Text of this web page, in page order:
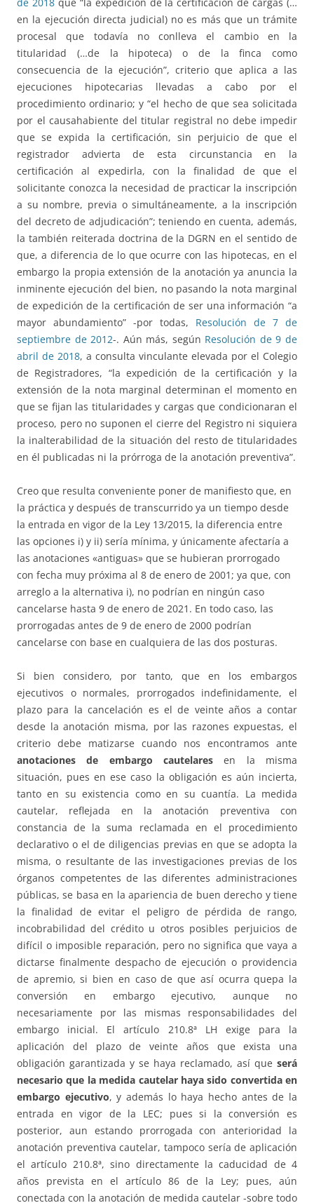
de 2018que “la expedición de la certificación de cargas (…
en la ejecución directa judicial) no es más que un trámite
procesal que todavía no conlleva el cambio en la
titularidad (…de la hipoteca) o de la finca como
consecuencia de la ejecución”, criterio que aplica a las
ejecuciones hipotecarias llevadas a cabo por el
procedimiento ordinario; y “el hecho de que sea solicitada
por el causahabiente del titular registral no debe impedir
que se expida la certificación, sin perjuicio de que el
registrador advierta de esta circunstancia en la
certificación al expedirla, con la finalidad de que el
solicitante conozca la necesidad de practicar la inscripción
a su nombre, previa o simultáneamente, a la inscripción
del decreto de adjudicación”; teniendo en cuenta, además,
la también reiterada doctrina de la DGRN en el sentido de
que, a diferencia de lo que ocurre con las hipotecas, en el
embargo la propia extensión de la anotación ya anuncia la
inminente ejecución del bien, no pasando la nota marginal
de expedición de la certificación de ser una información “a
mayor abundamiento” -por todas, Resolución de 7 de
septiembre de 2012-. Aún más, según Resolución de 9 de
abril de 2018, a consulta vinculante elevada por el Colegio
de Registradores, “la expedición de la certificación y la
extensión de la nota marginal determinan el momento en
que se fijan las titularidades y cargas que condicionaran el
proceso, pero no suponen el cierre del Registro ni siquiera
la inalterabilidad de la situación del resto de titularidades
en él publicadas ni la prórroga de la anotación preventiva”.
Creo que resulta conveniente poner de manifiesto que, en
la práctica y después de transcurrido ya un tiempo desde
la entrada en vigor de la Ley 13/2015, la diferencia entre
las opciones i) y ii) sería mínima, y únicamente afectaría a
las anotaciones «antiguas» que se hubieran prorrogado
con fecha muy próxima al 8 de enero de 2001; ya que, con
arreglo a la alternativa i), no podrían en ningún caso
cancelarse hasta 9 de enero de 2021. En todo caso, las
prorrogadas antes de 9 de enero de 2000 podrían
cancelarse con base en cualquiera de las dos posturas.
Si bien considero, por tanto, que en los embargos
ejecutivos o normales, prorrogados indefinidamente, el
plazo para la cancelación es el de veinte años a contar
desde la anotación misma, por las razones expuestas, el
criterio debe matizarse cuando nos encontramos ante
anotaciones de embargo cautelares en la misma
situación, pues en ese caso la obligación es aún incierta,
tanto en su existencia como en su cuantía. La medida
cautelar, reflejada en la anotación preventiva con
constancia de la suma reclamada en el procedimiento
declarativo o el de diligencias previas en que se adopta la
misma, o resultante de las investigaciones previas de los
órganos competentes de las diferentes administraciones
públicas, se basa en la apariencia de buen derecho y tiene
la finalidad de evitar el peligro de pérdida de rango,
incobrabilidad del crédito u otros posibles perjuicios de
difícil o imposible reparación, pero no significa que vaya a
dictarse finalmente despacho de ejecución o providencia
de apremio, si bien en caso de que así ocurra quepa la
conversión en embargo ejecutivo, aunque no
necesariamente por las mismas responsabilidades del
embargo inicial. El artículo 210.8ª LH exige para la
aplicación del plazo de veinte años que exista una
obligación garantizada y se haya reclamado, así que será
necesario que la medida cautelar haya sido convertida en
embargo ejecutivo, y además lo haya hecho antes de la
entrada en vigor de la LEC; pues si la conversión es
posterior, aun estando prorrogada con anterioridad la
anotación preventiva cautelar, tampoco sería de aplicación
el artículo 210.8ª, sino directamente la caducidad de 4
años prevista en el artículo 86 de la Ley; pues, aún
conectada con la anotación de medida cautelar -sobre todo